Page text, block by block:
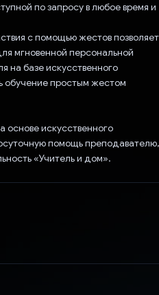
по запросу в любое время и
с помощью жестов позволяет
мгновенной персональной
на базе искусственного
обучение простым жестом
основе искусственного
помощь преподавателю,
«Учитель и дом».